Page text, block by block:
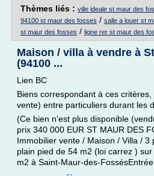
Thèmes liés : ville ideale st maur des
94100 st maur des fosses / salle a louer st
st maur des fosses / ligne rer st maur des
Maison / villa à vendre à
(94100 ...
Lien BC
Biens correspondant à ces
vente) entre particuliers durant les
(Ce bien n'est plus disponible
prix 340 000 EUR ST MAUR DES
Immobilier vente / Maison / Villa / 3
plain pied de 54 m2 (loi carrez )
m2 à Saint-Maur-des-FossésEntrée,